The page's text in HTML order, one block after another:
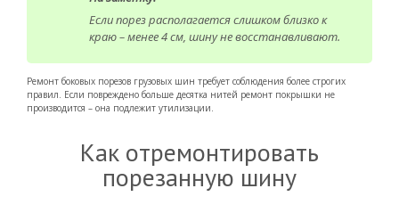
Если порез располагается слишком близко к
краю – менее 4 см, шину не восстанавливают.
Ремонт боковых порезов грузовых шин требует соблюдения более строгих
правил. Если повреждено больше десятка нитей ремонт покрышки не
производится – она подлежит утилизации.
Как отремонтировать
порезанную шину